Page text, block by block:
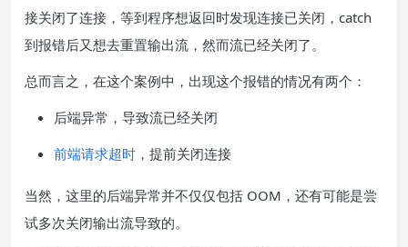
接关闭了连接，等到程序想返回时发现连接已关闭，catch
到报错后又想去重置输出流，然而流已经关闭了。
总而言之，在这个案例中，出现这个报错的情况有两个：
后端异常，导致流已经关闭
前端请求超时 ，提前关闭连接
当然，这里的后端异常并不仅仅包括 OOM，还有可能是尝
试多次关闭输出流导致的。